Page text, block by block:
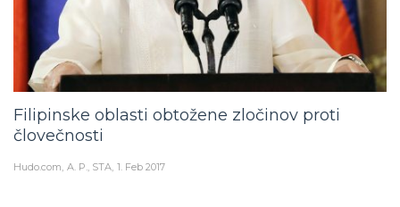
Filipinske oblasti obtožene zločinov proti
človečnosti
Hudo.com A. P., STA 1. Feb 2017